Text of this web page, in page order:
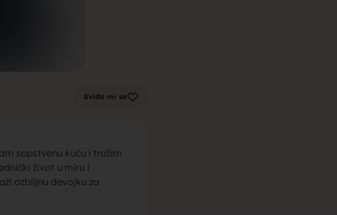
Sviđa mi se
sopstvenu kuću i tražim
život u miru i
ozbiljnu devojku za
sa sela,
trazim